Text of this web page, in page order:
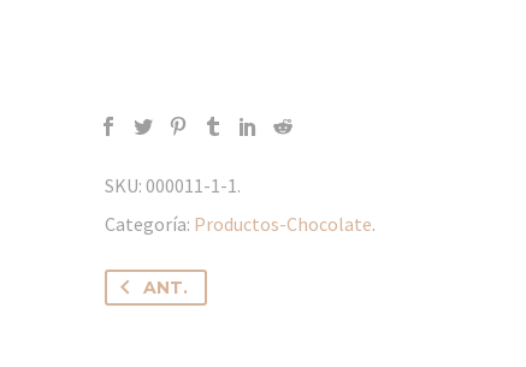
SKU: 000011-1-1.
Categoría: Productos-Chocolate.
ANT.